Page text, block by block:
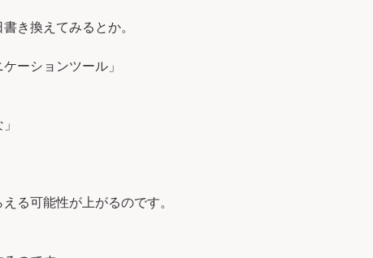
き換えてみるとか。
ーションツール」
る可能性が上がるのです。